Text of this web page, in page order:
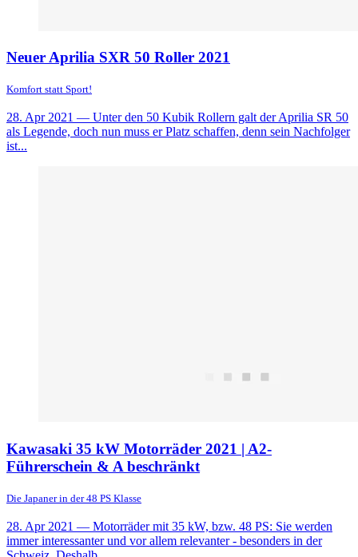
Neuer Aprilia SXR 50 Roller 2021
Komfort statt Sport!
28. Apr 2021 — Unter den 50 Kubik Rollern galt der Aprilia SR 50
als Legende, doch nun muss er Platz schaffen, denn sein Nachfolger
ist...
Kawasaki 35 kW Motorräder 2021 | A2-
Führerschein & A beschränkt
Die Japaner in der 48 PS Klasse
28. Apr 2021 — Motorräder mit 35 kW, bzw. 48 PS: Sie werden
immer interessanter und vor allem relevanter - besonders in der